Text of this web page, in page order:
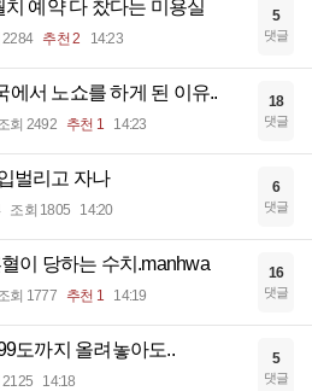
치 예약 다 찼다는 미용실
2284 추천 2 14:23
5
댓글
에서 노쇼를 하게 된 이유..
회 2492 추천 1 14:23
18
댓글
벌리고 자나
조회 1805 14:20
6
댓글
이 당하는 수치.manhwa
회 1777 추천 1 14:19
16
댓글
도까지 올려놓아도..
2125 14:18
5
댓글